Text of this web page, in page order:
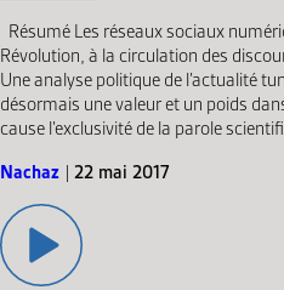
Résumé Les réseaux sociaux
Révolution, à la circulation des
Une analyse politique de l’actualité
désormais une valeur et un poids
cause l’exclusivité de la parole
Nachaz | 22 mai 2017